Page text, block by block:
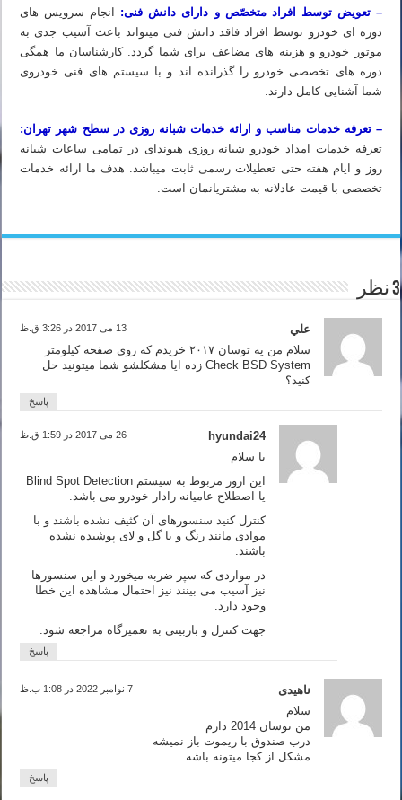
– تعویض توسط افراد متخصّص و دارای دانش فنی: انجام سرویس های
دوره ای خودرو توسط افراد فاقد دانش فنی میتواند باعث آسیب جدی به
موتور خودرو و هزینه های مضاعف برای شما گردد. کارشناسان ما همگی
دوره های تخصصی خودرو را گذرانده اند و با سیستم های فنی خودروی
شما آشنایی کامل دارند.
– تعرفه خدمات مناسب و ارائه خدمات شبانه روزی در سطح شهر تهران:
تعرفه خدمات امداد خودرو شبانه روزی هیوندای در تمامی ساعات شبانه
روز و ایام هفته حتی تعطیلات رسمی ثابت میباشد. هدف ما ارائه خدمات
تخصصی با قیمت عادلانه به مشتریانمان است.
3 نظر
علي 13 می 2017 در 3:26 ق.ظ
سلام من يه توسان ٢٠١٧ خريدم كه روي صفحه كيلومتر
Check BSD System زده ايا مشكلشو شما ميتونيد حل
كنيد؟
پاسخ
hyundai24 26 می 2017 در 1:59 ق.ظ
با سلام
این ارور مربوط به سیستم Blind Spot Detection
یا اصطلاح عامیانه رادار خودرو می باشد.
کنترل کنید سنسورهای آن کثیف نشده باشند و با
موادی مانند رنگ و یا گل و لای پوشیده نشده
باشند.
در مواردی که سپر ضربه میخورد و این سنسورها
نیز آسیب می بینند نیز احتمال مشاهده این خطا
وجود دارد.
جهت کنترل و بازبینی به تعمیرگاه مراجعه شود.
پاسخ
ناهیدی 7 نوامبر 2022 در 1:08 ب.ظ
سلام
من توسان 2014 دارم
درب صندوق با ریموت باز نمیشه
مشکل از کجا میتونه باشه
پاسخ